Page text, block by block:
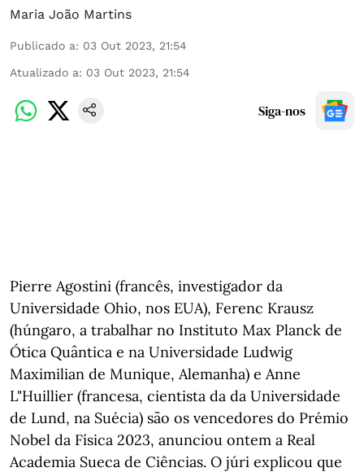
Maria João Martins
Publicado a: 03 Out 2023, 21:54
Atualizado a: 03 Out 2023, 21:54
Siga-nos
Pierre Agostini (francês, investigador da
Universidade Ohio, nos EUA), Ferenc Krausz
(húngaro, a trabalhar no Instituto Max Planck de
Ótica Quântica e na Universidade Ludwig
Maximilian de Munique, Alemanha) e Anne
L"Huillier (francesa, cientista da da Universidade
de Lund, na Suécia) são os vencedores do Prémio
Nobel da Física 2023, anunciou ontem a Real
Academia Sueca de Ciências. O júri explicou que